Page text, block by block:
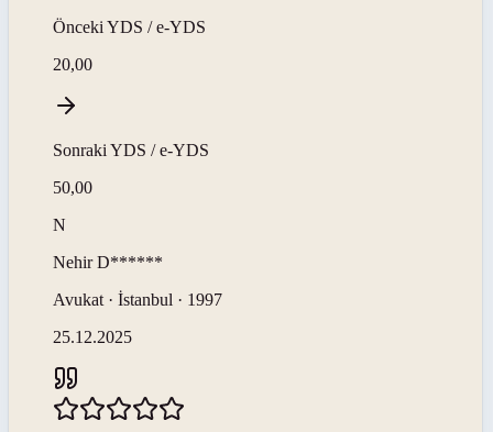
Önceki YDS / e-YDS
20,00
Sonraki YDS / e-YDS
50,00
N
Nehir D******
Avukat · İstanbul · 1997
25.12.2025